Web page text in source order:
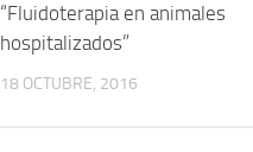
“Fluidoterapia en animales
hospitalizados”
18 OCTUBRE, 2016